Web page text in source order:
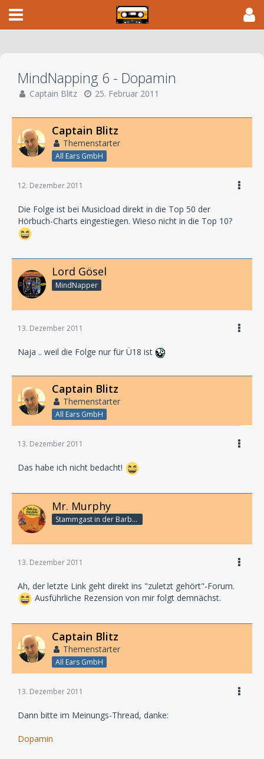
MindNapping 6 - Dopamin
Captain Blitz 25. Februar 2011
Captain Blitz
Themenstarter
All Ears GmbH
12. Dezember 2011
Die Folge ist bei Musicload direkt in die Top 50 der
Hörbuch-Charts eingestiegen. Wieso nicht in die Top 10?
Lord Gösel
MindNapper
13. Dezember 2011
Naja .. weil die Folge nur für Ü18 ist
Captain Blitz
Themenstarter
All Ears GmbH
13. Dezember 2011
Das habe ich nicht bedacht!
Mr. Murphy
Stammgast in der Barbarabar
13. Dezember 2011
Ah, der letzte Link geht direkt ins "zuletzt gehört"-Forum.
Ausführliche Rezension von mir folgt demnächst.
Captain Blitz
Themenstarter
All Ears GmbH
13. Dezember 2011
Dann bitte im Meinungs-Thread, danke:
Dopamin